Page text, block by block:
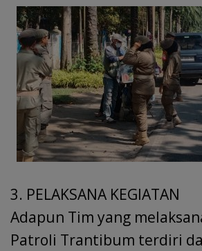
3. PELAKSANA KEGIATAN
Adapun Tim yang
Patroli Trantibum terdiri